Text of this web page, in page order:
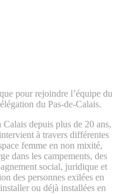
pour rejoindre l’équipe du
du Pas-de-Calais.
Calais depuis plus de 20 ans,
à travers différentes
femme en non mixité,
dans les campements, des
social, juridique et
des personnes exilées en
ou déjà installées en